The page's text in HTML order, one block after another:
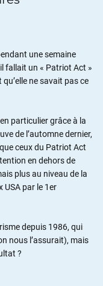
une semaine
fallait un « Patriot Act »
ne savait pas ce
particulier grâce à la
de l’automne dernier,
ceux du Patriot Act
en dehors de
plus au niveau de la
USA par le 1er
depuis 1986, qui
nous l’assurait), mais
?